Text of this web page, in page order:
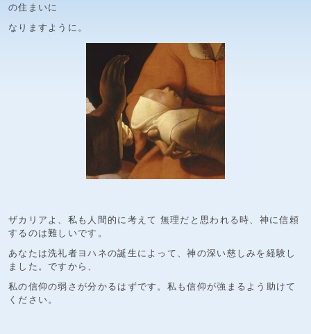
の住まいに
なりますように。
ザカリアよ、私も人間的に考えて 無理だと思われる時、神に信頼
するのは難しいです。
あなたは洗礼者ヨハネの誕生によって、神の深い慈しみを経験し
ました。ですから、
私の信仰の弱さが分かるはずです。私も信仰が強まるよう助けて
ください。